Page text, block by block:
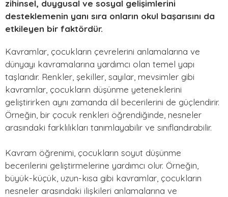
zihinsel, duygusal ve sosyal gelişimlerini
desteklemenin yanı sıra onların okul başarısını da
etkileyen bir faktördür.
Kavramlar, çocukların çevrelerini anlamalarına ve
dünyayı kavramalarına yardımcı olan temel yapı
taşlarıdır. Renkler, şekiller, sayılar, mevsimler gibi
kavramlar, çocukların düşünme yeteneklerini
geliştirirken aynı zamanda dil becerilerini de güçlendirir.
Örneğin, bir çocuk renkleri öğrendiğinde, nesneler
arasındaki farklılıkları tanımlayabilir ve sınıflandırabilir.
Kavram öğrenimi, çocukların soyut düşünme
becerilerini geliştirmelerine yardımcı olur. Örneğin,
büyük-küçük, uzun-kısa gibi kavramlar, çocukların
nesneler arasındaki ilişkileri anlamalarına ve